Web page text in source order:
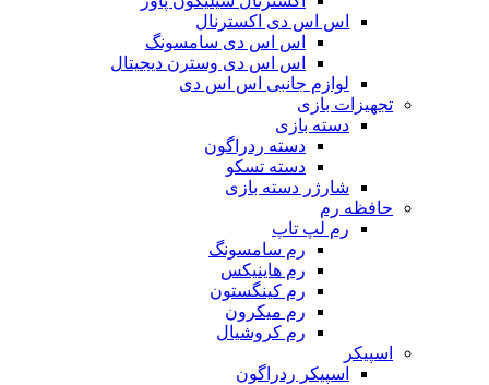
اس اس دی اکسترنال
اس اس دی سامسونگ
اس اس دی وسترن دیجیتال
لوازم جانبی اس اس دی
تجهیزات بازی
دسته بازی
دسته ردراگون
دسته تسکو
شارژر دسته بازی
حافظه رم
رم لپ تاپ
رم سامسونگ
رم هاینیکس
رم کینگستون
رم میکرون
رم کروشیال
اسپیکر
اسپیکر ردراگون